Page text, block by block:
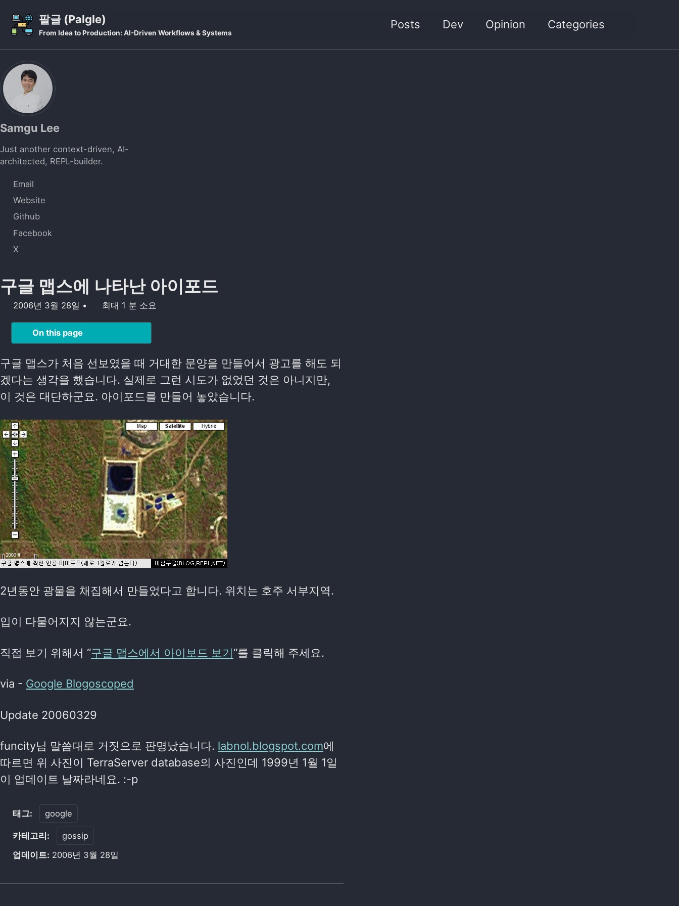
팔글 (Palgle)
From Idea to Production: AI-Driven Workflows & Systems
Posts Dev Opinion Categories
Samgu Lee
Just another context-driven, AI-
architected, REPL-builder.
Email
Website
Github
Facebook
X
구글 맵스에 나타난 아이포드
2006년 3월 28일 최대 1 분 소요
On this page
구글 맵스가 처음 선보였을 때 거대한 문양을 만들어서 광고를 해도 되
겠다는 생각을 했습니다. 실제로 그런 시도가 없었던 것은 아니지만,
이 것은 대단하군요. 아이포드를 만들어 놓았습니다.
2년동안 광물을 채집해서 만들었다고 합니다. 위치는 호주 서부지역.
입이 다물어지지 않는군요.
직접 보기 위해서 “구글 맵스에서 아이보드 보기“를 클릭해 주세요.
via - Google Blogoscoped
Update 20060329
funcity님 말씀대로 거짓으로 판명났습니다. labnol.blogspot.com에
따르면 위 사진이 TerraServer database의 사진인데 1999년 1월 1일
이 업데이트 날짜라네요. :-p
태그: google
카테고리:
gossip
업데이트: 2006년 3월 28일